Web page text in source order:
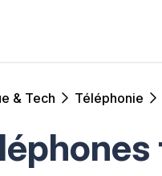
& Tech Téléphonie